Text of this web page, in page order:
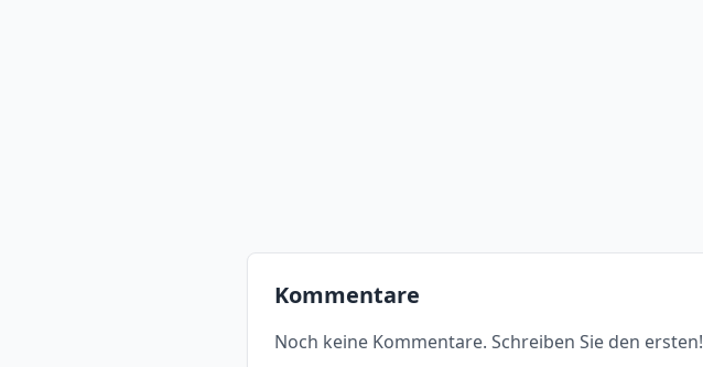
Kommentare
Noch keine Kommentare. Schreiben Sie den ersten!